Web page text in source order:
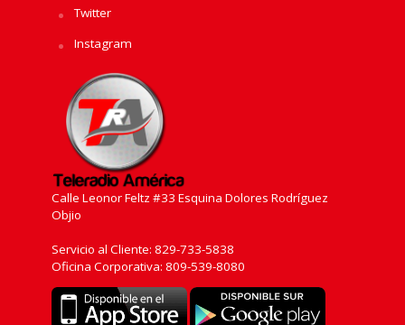
Twitter
Instagram
Calle Leonor Feltz #33 Esquina Dolores Rodríguez
Objio
Servicio al Cliente: 829-733-5838
Oficina Corporativa: 809-539-8080